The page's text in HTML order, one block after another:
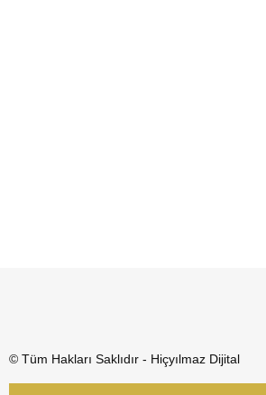
© Tüm Hakları Saklıdır - Hiçyılmaz Dijital